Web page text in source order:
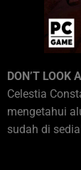
DON’T
Celestia
mengetahui
sudah di